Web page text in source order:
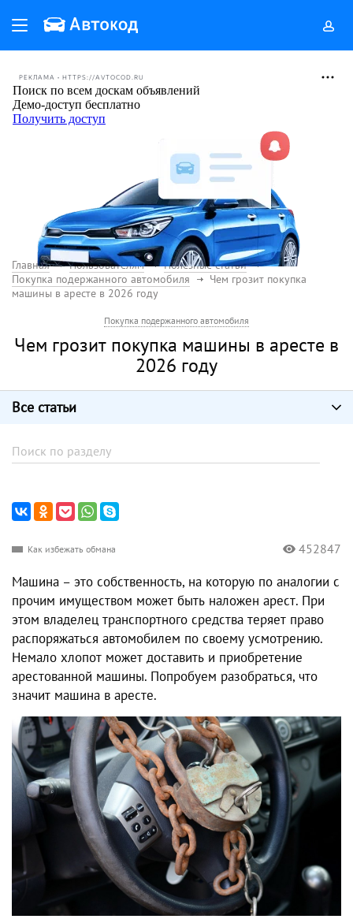
РЕКЛАМА • HTTPS://AVTOCOD.RU
Главная Пользователям
Полезные статьи
Покупка подержанного автомобиля
Чем грозит покупка
машины в аресте в 2026 году
Покупка подержанного автомобиля
Чем грозит покупка машины в аресте в
2026 году
Все статьи
Как избежать обмана 452847
Машина – это собственность, на которую по аналогии с
прочим имуществом может быть наложен арест. При
этом владелец транспортного средства теряет право
распоряжаться автомобилем по своему усмотрению.
Немало хлопот может доставить и приобретение
арестованной машины. Попробуем разобраться, что
значит машина в аресте.